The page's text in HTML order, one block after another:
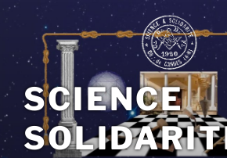
Aller
contenu
principal